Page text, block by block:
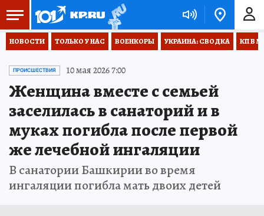
НОВОСТИ ТОЛЬКО У НАС ВОЕНКОРЫ УКРАИНА: СВОДКА КП В
ПРОИСШЕСТВИЯ 10 мая 2026 7:00
Женщина вместе с семьей
заселилась в санаторий и в
муках погибла после первой
же лечебной ингаляции
В санатории Башкирии во время
ингаляции погибла мать двоих детей